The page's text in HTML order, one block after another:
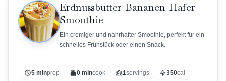
Erdnussbutter-Bananen-Hafer-
Smoothie
Ein cremiger und nahrhafter Smoothie, perfekt für ein
schnelles Frühstück oder einen Snack.
5 minprep 0 mincook 1servings 350cal